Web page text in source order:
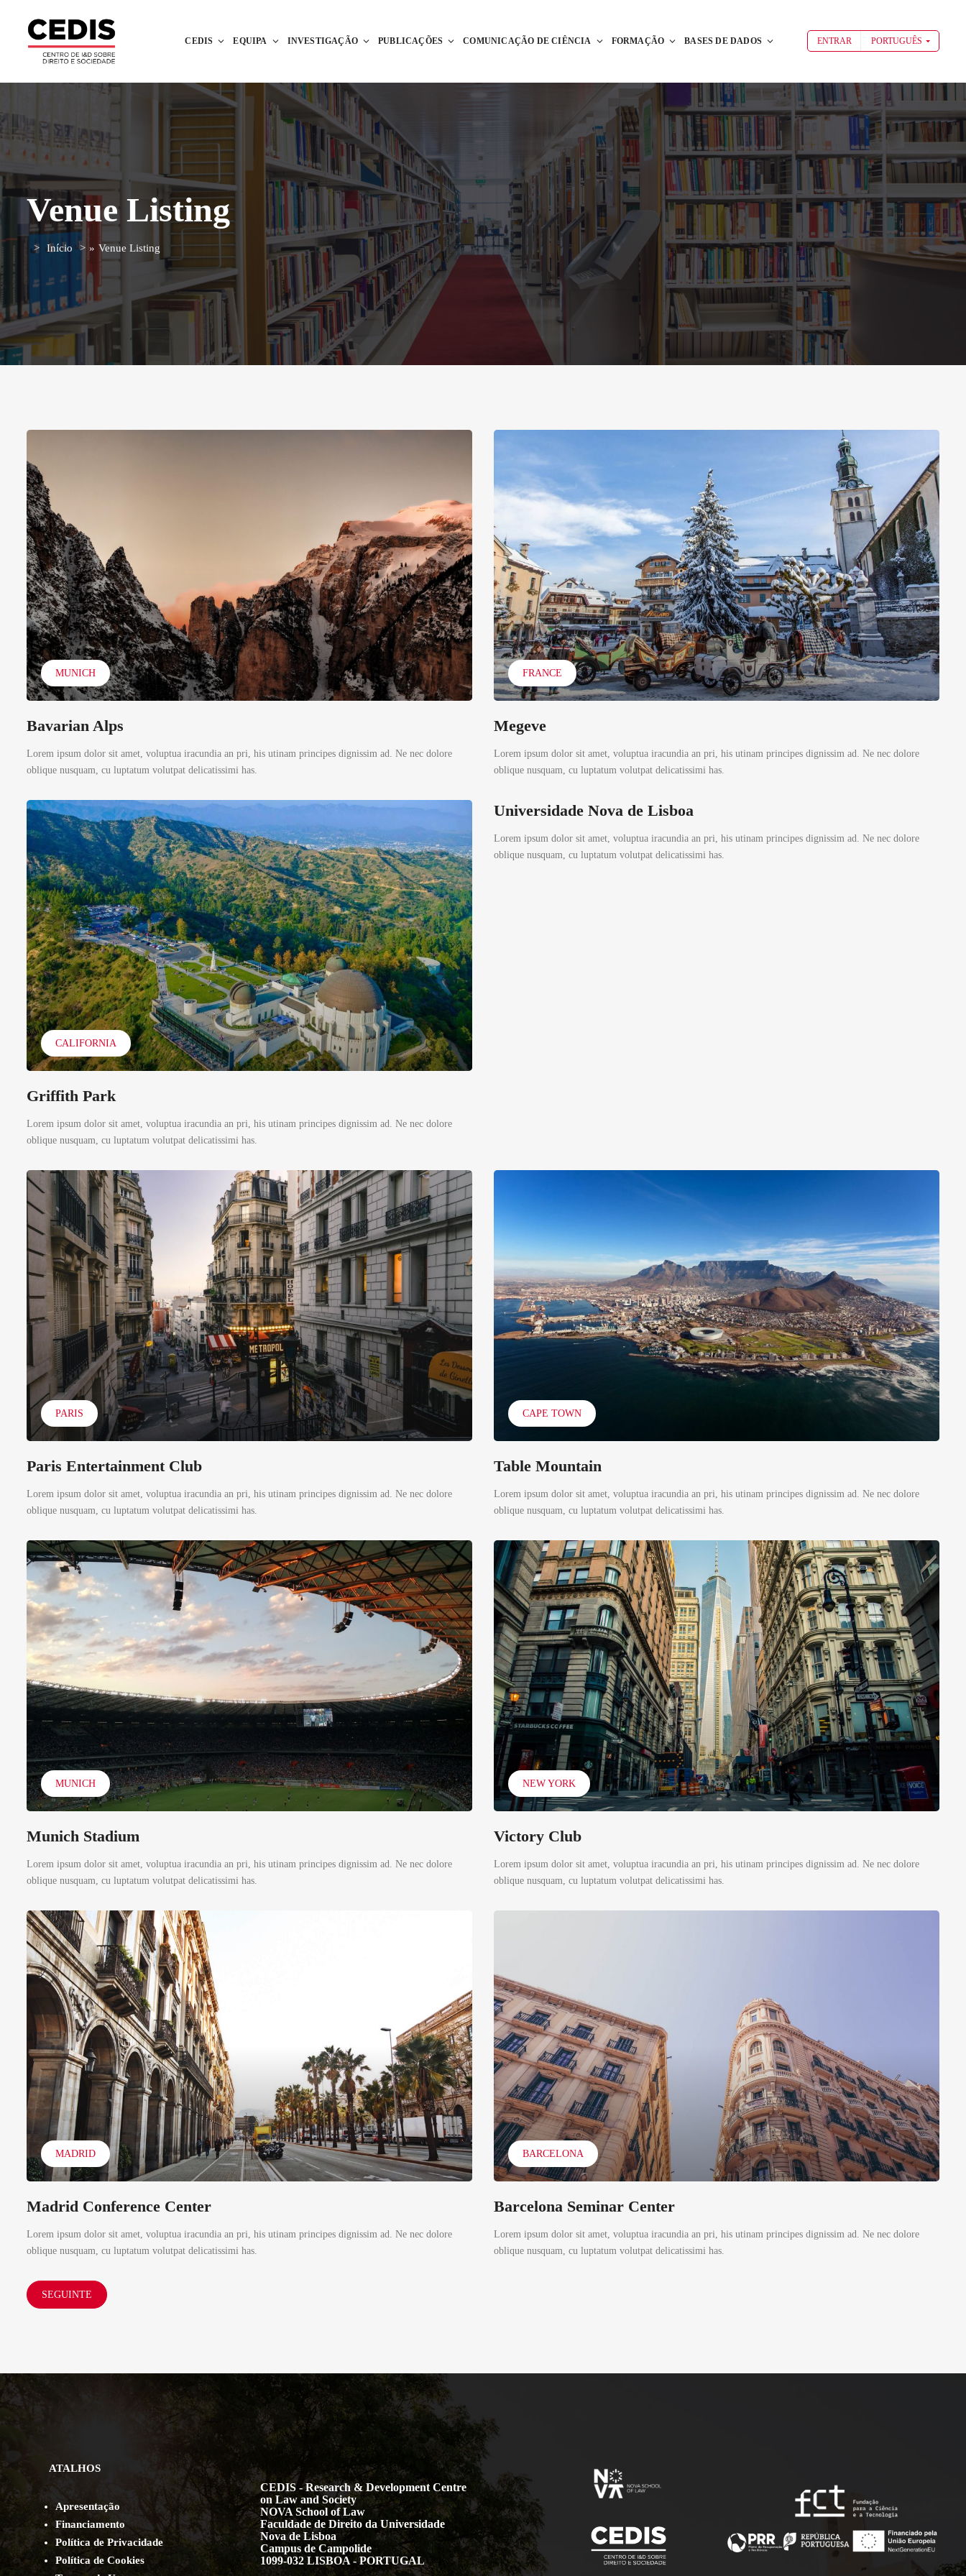
CEDIS EQUIPA INVESTIGAÇÃO PUBLICAÇÕES COMUNICAÇÃO DE CIÊNCIA FORMAÇÃO BASES DE DADOS ENTRAR PORTUGUÊS
Venue Listing
Início » Venue Listing
MUNICH
Bavarian Alps
Lorem ipsum dolor sit amet, voluptua iracundia an pri, his utinam principes dignissim ad. Ne nec dolore
oblique nusquam, cu luptatum volutpat delicatissimi has.
FRANCE
Megeve
Lorem ipsum dolor sit amet, voluptua iracundia an pri, his utinam principes dignissim ad. Ne nec dolore
oblique nusquam, cu luptatum volutpat delicatissimi has.
CALIFORNIA
Griffith Park
Lorem ipsum dolor sit amet, voluptua iracundia an pri, his utinam principes dignissim ad. Ne nec dolore
oblique nusquam, cu luptatum volutpat delicatissimi has.
Universidade Nova de Lisboa
Lorem ipsum dolor sit amet, voluptua iracundia an pri, his utinam principes dignissim ad. Ne nec dolore
oblique nusquam, cu luptatum volutpat delicatissimi has.
PARIS
Paris Entertainment Club
Lorem ipsum dolor sit amet, voluptua iracundia an pri, his utinam principes dignissim ad. Ne nec dolore
oblique nusquam, cu luptatum volutpat delicatissimi has.
CAPE TOWN
Table Mountain
Lorem ipsum dolor sit amet, voluptua iracundia an pri, his utinam principes dignissim ad. Ne nec dolore
oblique nusquam, cu luptatum volutpat delicatissimi has.
MUNICH
Munich Stadium
Lorem ipsum dolor sit amet, voluptua iracundia an pri, his utinam principes dignissim ad. Ne nec dolore
oblique nusquam, cu luptatum volutpat delicatissimi has.
NEW YORK
Victory Club
Lorem ipsum dolor sit amet, voluptua iracundia an pri, his utinam principes dignissim ad. Ne nec dolore
oblique nusquam, cu luptatum volutpat delicatissimi has.
MADRID
Madrid Conference Center
Lorem ipsum dolor sit amet, voluptua iracundia an pri, his utinam principes dignissim ad. Ne nec dolore
oblique nusquam, cu luptatum volutpat delicatissimi has.
BARCELONA
Barcelona Seminar Center
Lorem ipsum dolor sit amet, voluptua iracundia an pri, his utinam principes dignissim ad. Ne nec dolore
oblique nusquam, cu luptatum volutpat delicatissimi has.
SEGUINTE
ATALHOS
Apresentação
Financiamento
Política de Privacidade
Política de Cookies
CEDIS - Research & Development Centre
on Law and Society
NOVA School of Law
Faculdade de Direito da Universidade
Nova de Lisboa
Campus de Campolide
1099-032 LISBOA - PORTUGAL